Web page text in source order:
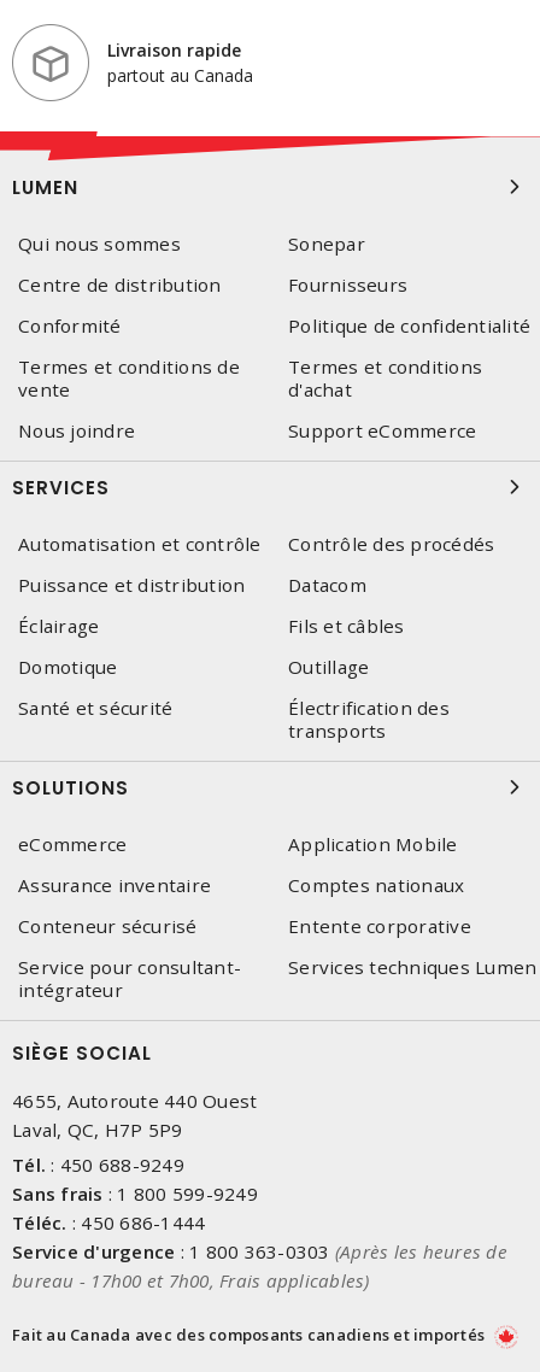
Livraison rapide
partout au Canada
LUMEN
Qui nous sommes
Sonepar
Centre de distribution
Fournisseurs
Conformité
Politique de confidentialité
Termes et conditions de
vente
Termes et conditions
d'achat
Nous joindre
Support eCommerce
SERVICES
Automatisation et contrôle
Contrôle des procédés
Puissance et distribution
Datacom
Éclairage
Fils et câbles
Domotique
Outillage
Santé et sécurité
Électrification des
transports
SOLUTIONS
eCommerce
Application Mobile
Assurance inventaire
Comptes nationaux
Conteneur sécurisé
Entente corporative
Service pour consultant-
intégrateur
Services techniques Lumen
SIÈGE SOCIAL
4655, Autoroute 440 Ouest
Laval, QC, H7P 5P9
Tél. : 450 688-9249
Sans frais : 1 800 599-9249
Téléc. : 450 686-1444
Service d'urgence : 1 800 363-0303 (Après les heures de
bureau - 17h00 et 7h00, Frais applicables)
Fait au Canada avec des composants canadiens et importés